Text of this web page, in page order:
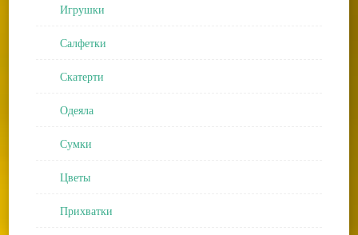
Игрушки
Салфетки
Скатерти
Одеяла
Сумки
Цветы
Прихватки